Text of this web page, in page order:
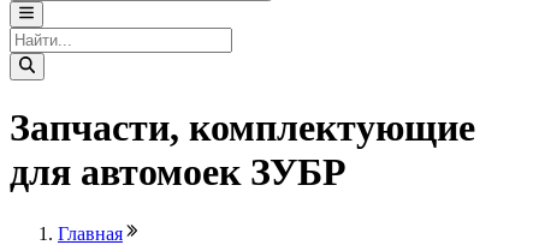
Запчасти, комплектующие
для автомоек ЗУБР
Главная